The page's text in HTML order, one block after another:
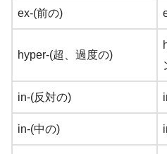
ex-(前の)
hyper-(超、過度の)
in-(反対の)
in-(中の)